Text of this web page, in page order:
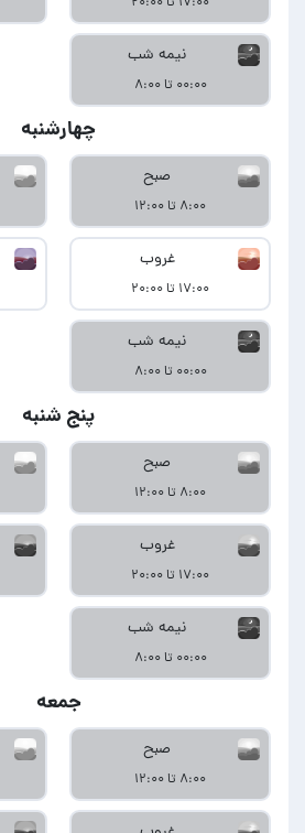
نیمه شب
۰۰:۰۰ تا ۸:۰۰
چهارشنبه
صبح
۸:۰۰ تا ۱۲:۰۰
غروب
۱۷:۰۰ تا ۲۰:۰۰
نیمه شب
۰۰:۰۰ تا ۸:۰۰
پنج شنبه
صبح
۸:۰۰ تا ۱۲:۰۰
غروب
۱۷:۰۰ تا ۲۰:۰۰
نیمه شب
۰۰:۰۰ تا ۸:۰۰
جمعه
صبح
۸:۰۰ تا ۱۲:۰۰